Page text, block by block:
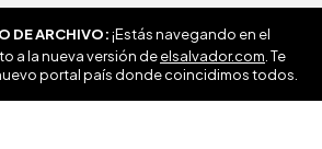
DE ARCHIVO:¡Estás navegando en el
a la nueva versión deelsalvador.com . Te
portal país donde coincidimos todos.